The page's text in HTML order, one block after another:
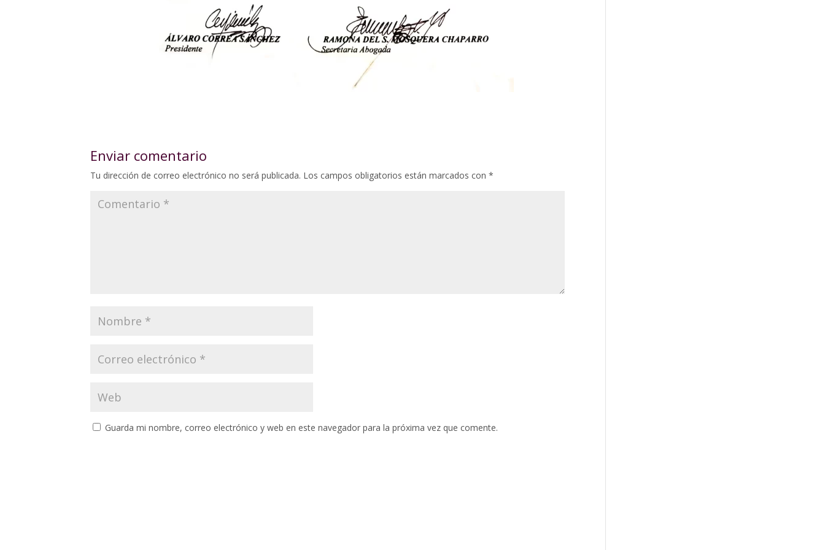
Enviar comentario
Tu dirección de correo electrónico no será publicada. Los campos obligatorios están marcados con *
Guarda mi nombre, correo electrónico y web en este navegador para la próxima vez que comente.